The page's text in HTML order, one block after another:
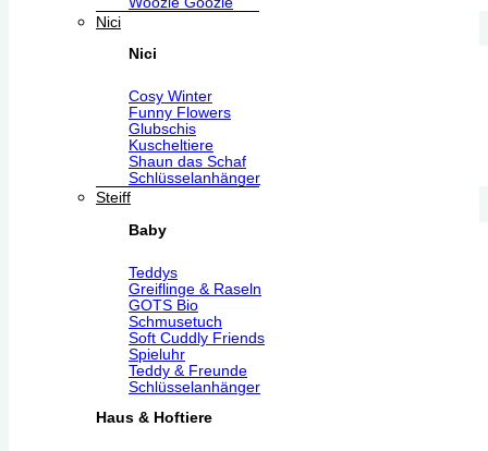
Nici
Nici
Cosy Winter
Funny Flowers
Glubschis
Kuscheltiere
Shaun das Schaf
Schlüsselanhänger
Steiff
Baby
Teddys
Greiflinge & Raseln
GOTS Bio
Schmusetuch
Soft Cuddly Friends
Spieluhr
Teddy & Freunde
Schlüsselanhänger
Haus & Hoftiere